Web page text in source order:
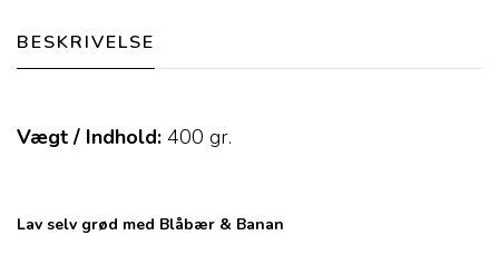
BESKRIVELSE
Vægt / Indhold: 400 gr.
Lav selv grød med Blåbær & Banan